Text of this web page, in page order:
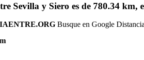
Sevilla y Siero es de 780.34 km,
Busque en Google